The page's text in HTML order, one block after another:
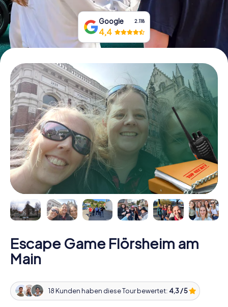
Google 2.118
4,4
Escape Game Flörsheim am
Main
18 Kunden haben diese Tour bewertet: 4,3 / 5